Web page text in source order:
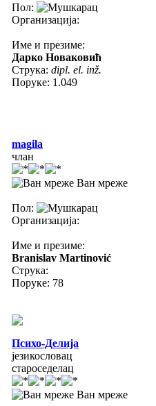
Пол:
Организација:
Име и презиме:
Дарко Новаковић
Струка: dipl. el. inž.
Поруке: 1.049
magila
члан
Ван мреже
Пол:
Организација:
Име и презиме:
Branislav Martinović
Струка:
Поруке: 78
Психо-Делија
језикословац
староседелац
Ван мреже